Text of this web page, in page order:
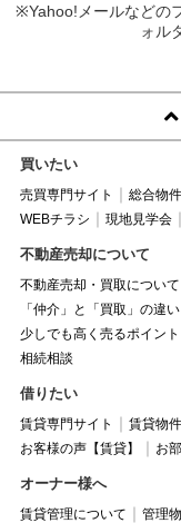
※Yahoo!メールなどの
ォル
買いたい
売買専門サイト 総合物
WEBチラシ
現地見学会
不動産売却について
不動産売却・買取について
「仲介」と「買取」の違い
少しでも高く売るポイント
相続相談
借りたい
賃貸専門サイト 賃貸物
お客様の声【賃貸】
お
オーナー様へ
賃貸管理について 管理